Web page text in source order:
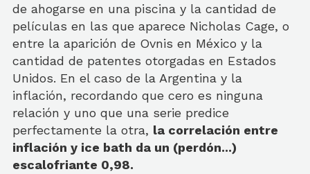
de ahogarse en una piscina y la cantidad de
películas en las que aparece Nicholas Cage, o
entre la aparición de Ovnis en México y la
cantidad de patentes otorgadas en Estados
Unidos. En el caso de la Argentina y la
inflación, recordando que cero es ninguna
relación y uno que una serie predice
perfectamente la otra, la correlación entre
inflación y ice bath da un (perdón...)
escalofriante 0,98.